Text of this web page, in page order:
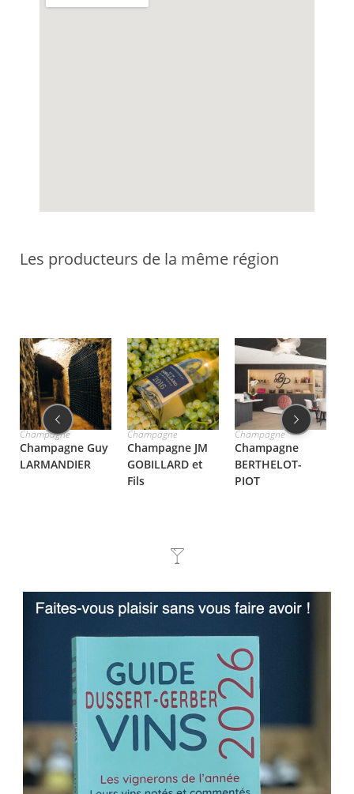
Les producteurs de la même région
Champagne
Champagne Guy
LARMANDIER
Champagne
Champagne JM
GOBILLARD et
Fils
Champagne
Champagne
BERTHELOT-
PIOT